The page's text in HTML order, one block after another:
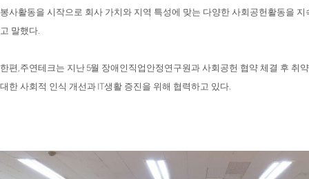
봉사활동을 시작으로 회사 가치와 지역 특성에 맞는 다양한 사회공헌활동을 지
고 말했다.
한편 ,주연테크는 지난 5월 장애인직업안정연구원과 사회공헌 협약 체결 후 취
대한 사회적 인식 개선과 IT생활 증진을 위해 협력하고 있다.